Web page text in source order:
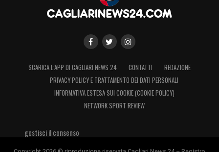
SCARICA L’APP DI CAGLIARI NEWS 24 CONTATTI
REDAZIONE
PRIVACY POLICY E TRATTAMENTO DEI DATI PERSONALI
INFORMATIVA ESTESA SUI COOKIE (COOKIE POLICY)
NETWORK SPORT REVIEW
gestisci il consenso